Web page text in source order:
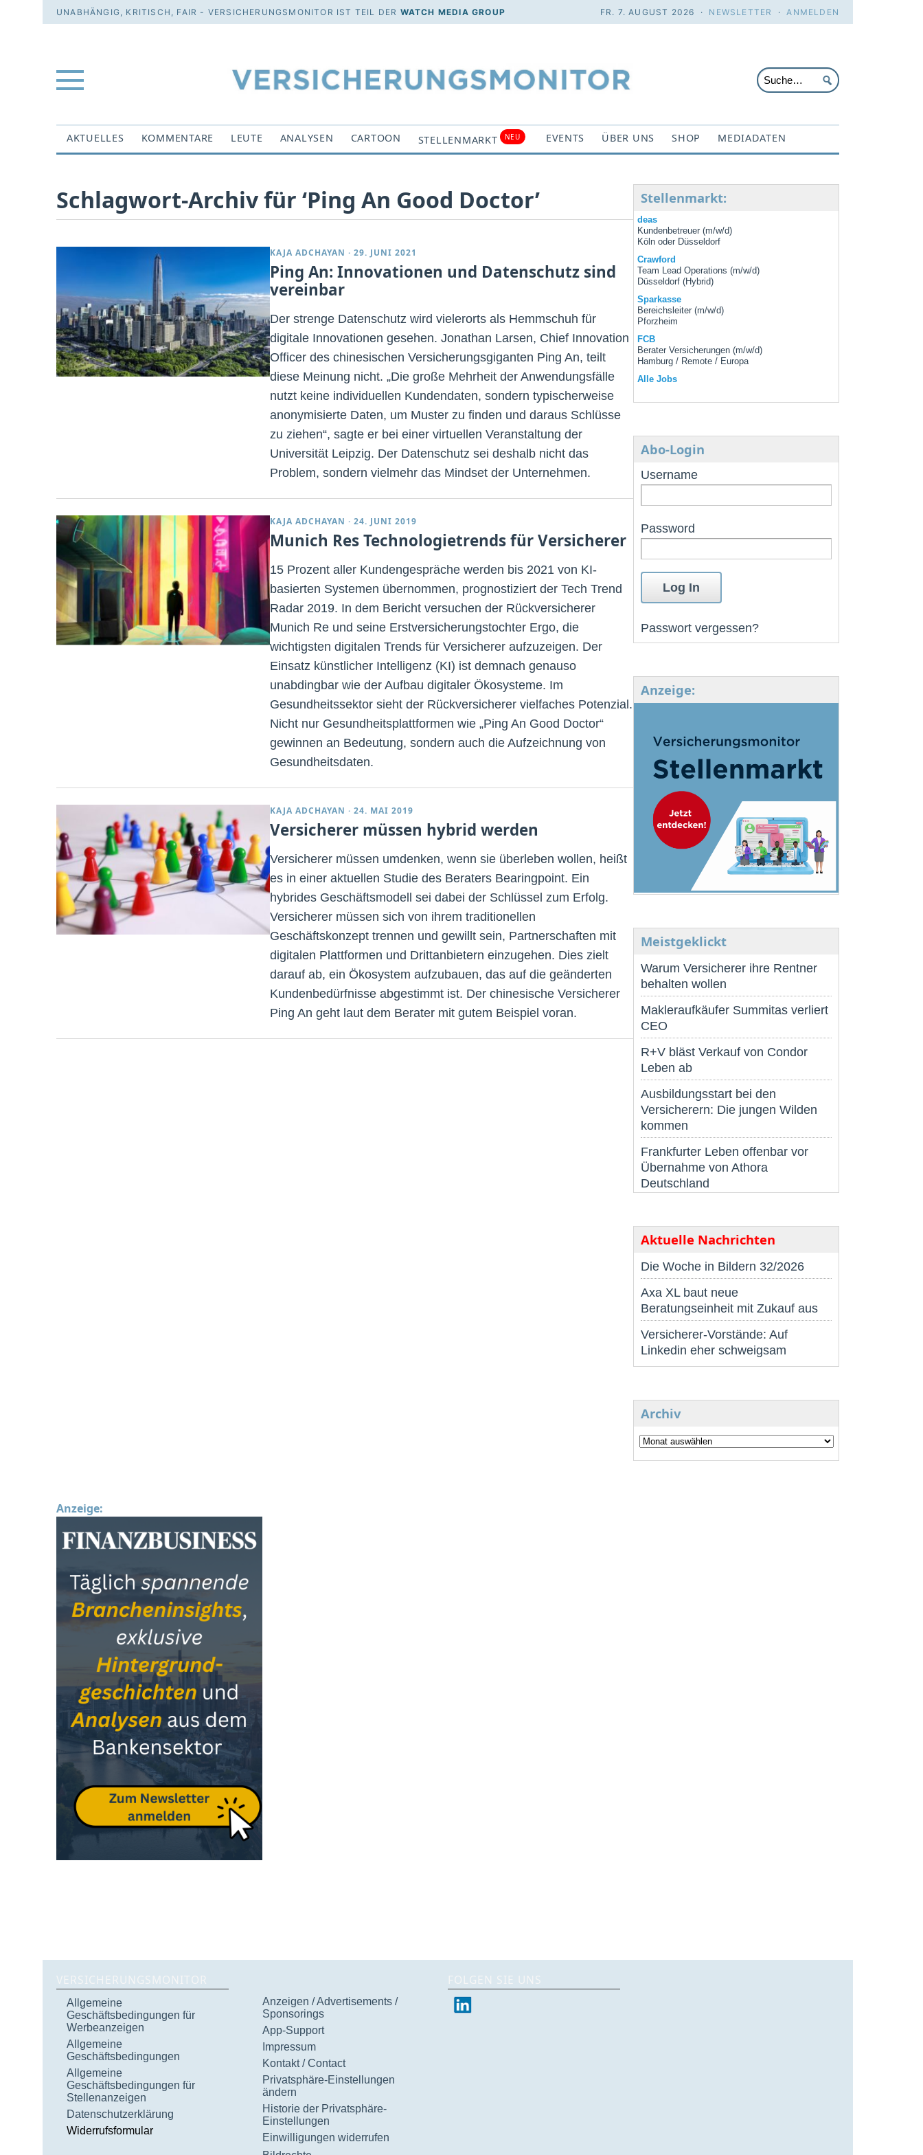
UNABHÄNGIG, KRITISCH, FAIR - VERSICHERUNGSMONITOR IST TEIL DER WATCH MEDIA GROUP FR. 7. AUGUST 2026 · NEWSLETTER ·ANMELDEN
AKTUELLES KOMMENTARE LEUTE ANALYSEN CARTOON STELLENMARKT NEU EVENTS ÜBER UNS SHOP MEDIADATEN
Schlagwort-Archiv für ‘Ping An Good Doctor’
KAJA ADCHAYAN · 29. JUNI 2021
Ping An: Innovationen und Datenschutz sind
vereinbar
Der strenge Datenschutz wird vielerorts als Hemmschuh für
digitale Innovationen gesehen. Jonathan Larsen, Chief Innovation
Officer des chinesischen Versicherungsgiganten Ping An, teilt
diese Meinung nicht. „Die große Mehrheit der Anwendungsfälle
nutzt keine individuellen Kundendaten, sondern typischerweise
anonymisierte Daten, um Muster zu finden und daraus Schlüsse
zu ziehen“, sagte er bei einer virtuellen Veranstaltung der
Universität Leipzig. Der Datenschutz sei deshalb nicht das
Problem, sondern vielmehr das Mindset der Unternehmen.
KAJA ADCHAYAN · 24. JUNI 2019
Munich Res Technologietrends für Versicherer
15 Prozent aller Kundengespräche werden bis 2021 von KI-
basierten Systemen übernommen, prognostiziert der Tech Trend
Radar 2019. In dem Bericht versuchen der Rückversicherer
Munich Re und seine Erstversicherungstochter Ergo, die
wichtigsten digitalen Trends für Versicherer aufzuzeigen. Der
Einsatz künstlicher Intelligenz (KI) ist demnach genauso
unabdingbar wie der Aufbau digitaler Ökosysteme. Im
Gesundheitssektor sieht der Rückversicherer vielfaches Potenzial.
Nicht nur Gesundheitsplattformen wie „Ping An Good Doctor“
gewinnen an Bedeutung, sondern auch die Aufzeichnung von
Gesundheitsdaten.
KAJA ADCHAYAN · 24. MAI 2019
Versicherer müssen hybrid werden
Versicherer müssen umdenken, wenn sie überleben wollen, heißt
es in einer aktuellen Studie des Beraters Bearingpoint. Ein
hybrides Geschäftsmodell sei dabei der Schlüssel zum Erfolg.
Versicherer müssen sich von ihrem traditionellen
Geschäftskonzept trennen und gewillt sein, Partnerschaften mit
digitalen Plattformen und Drittanbietern einzugehen. Dies zielt
darauf ab, ein Ökosystem aufzubauen, das auf die geänderten
Kundenbedürfnisse abgestimmt ist. Der chinesische Versicherer
Ping An geht laut dem Berater mit gutem Beispiel voran.
Stellenmarkt:
deas
Kundenbetreuer (m/w/d)
Köln oder Düsseldorf
Crawford
Team Lead Operations (m/w/d)
Düsseldorf (Hybrid)
Sparkasse
Bereichsleiter (m/w/d)
Pforzheim
FCB
Berater Versicherungen (m/w/d)
Hamburg / Remote / Europa
Alle Jobs
Abo-Login
Username
Password
Passwort vergessen?
Anzeige:
Meistgeklickt
Warum Versicherer ihre Rentner
behalten wollen
Makleraufkäufer Summitas verliert
CEO
R+V bläst Verkauf von Condor
Leben ab
Ausbildungsstart bei den
Versicherern: Die jungen Wilden
kommen
Frankfurter Leben offenbar vor
Übernahme von Athora
Deutschland
Aktuelle Nachrichten
Die Woche in Bildern 32/2026
Axa XL baut neue
Beratungseinheit mit Zukauf aus
Versicherer-Vorstände: Auf
Linkedin eher schweigsam
Archiv
Anzeige:
VERSICHERUNGSMONITOR
Allgemeine
Geschäftsbedingungen für
Werbeanzeigen
Allgemeine
Geschäftsbedingungen
Allgemeine
Geschäftsbedingungen für
Stellenanzeigen
Datenschutzerklärung
Widerrufsformular
Anzeigen / Advertisements /
Sponsorings
App-Support
Impressum
Kontakt / Contact
Privatsphäre-Einstellungen
ändern
Historie der Privatsphäre-
Einstellungen
Einwilligungen widerrufen
FOLGEN SIE UNS